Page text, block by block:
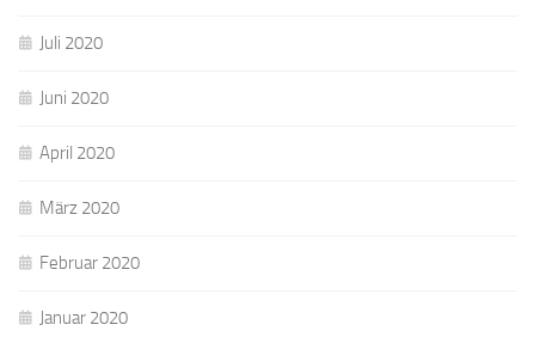
Juli 2020
Juni 2020
April 2020
März 2020
Februar 2020
Januar 2020